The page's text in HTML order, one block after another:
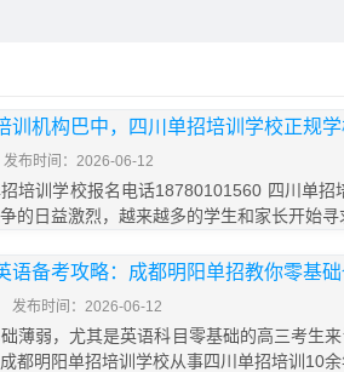
训机构巴中，四川单招培训学校正规
发布时间：2026-06-12
培训学校报名电话18780101560 四川单
的日益激烈，越来越多的学生和家长开始
语备考攻略：成都明阳单招教你零基
发布时间：2026-06-12
薄弱，尤其是英语科目零基础的高三考生
都明阳单招培训学校从事四川单招培训10余